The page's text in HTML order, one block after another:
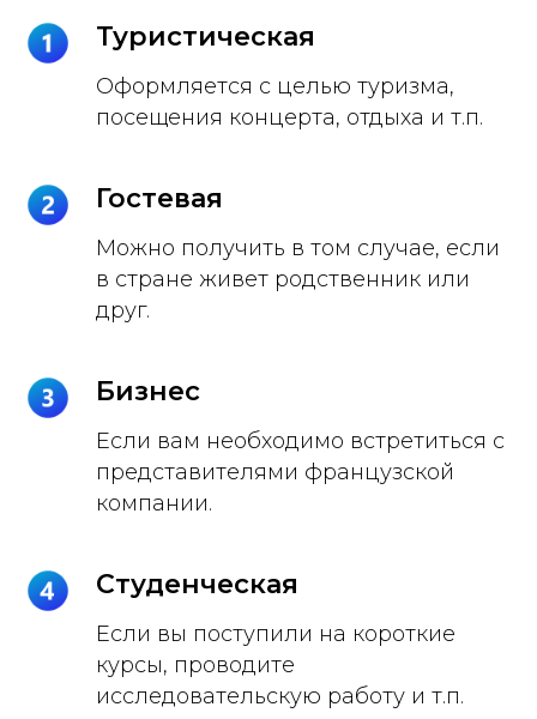
Туристическая
Оформляется с целью туризма,
посещения концерта, отдыха и т.п.
Гостевая
Можно получить в том случае, если
в стране живет родственник или
друг.
Бизнес
Если вам необходимо встретиться с
представителями французской
компании.
Студенческая
Если вы поступили на короткие
курсы, проводите
исследовательскую работу и т.п.